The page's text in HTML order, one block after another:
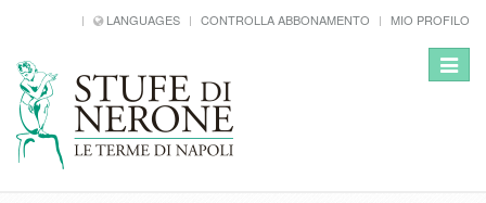
LANGUAGES CONTROLLA ABBONAMENTO MIO PROFILO
Toggle